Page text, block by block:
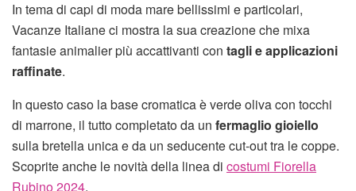
In tema di capi di moda mare bellissimi e particolari,
Vacanze Italiane ci mostra la sua creazione che mixa
fantasie animalier più accattivanti con tagli e applicazioni
raffinate.
In questo caso la base cromatica è verde oliva con tocchi
di marrone, il tutto completato da un fermaglio gioiello
sulla bretella unica e da un seducente cut-out tra le coppe.
Scoprite anche le novità della linea di costumi Fiorella
Rubino 2024.